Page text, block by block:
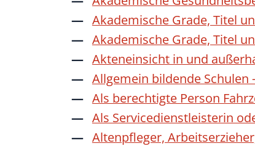
Akademische Grade, Titel
Akademische Grade, Titel
Akteneinsicht in und
Allgemein bildende
Als berechtigte Person
Als Servicedienstleisterin
Altenpfleger,